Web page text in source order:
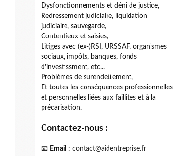
Dysfonctionnements et déni de justice,
Redressement judiciaire, liquidation
judiciaire, sauvegarde,
Contentieux et saisies,
Litiges avec (ex-)RSI, URSSAF, organismes
sociaux, impôts, banques, fonds
d'investissment, etc...
Problèmes de surendettement,
Et toutes les conséquences professionnelles
et personnelles liées aux faillites et à la
précarisation.
Contactez-nous :
📧 Email : contact@aidentreprise.fr